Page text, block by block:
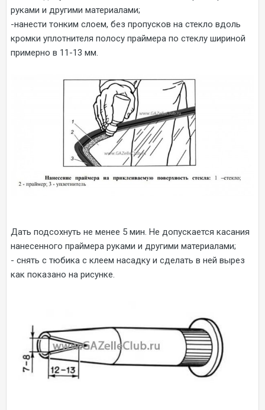
руками и другими материалами;
-нанести тонким слоем, без пропусков на стекло вдоль
кромки уплотнителя полосу праймера по стеклу шириной
примерно в 11-13 мм.
Дать подсохнуть не менее 5 мин. Не допускается касания
нанесенного праймера руками и другими материалами;
- снять с тюбика с клеем насадку и сделать в ней вырез
как показано на рисунке.